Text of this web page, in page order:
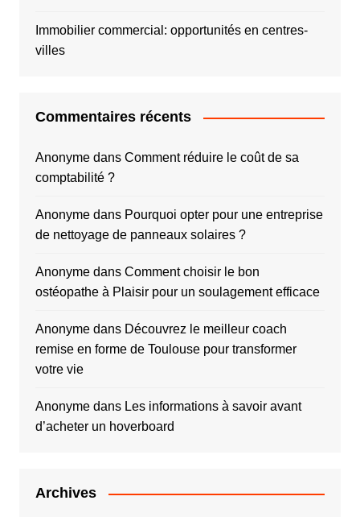
Immobilier commercial: opportunités en centres-
villes
Commentaires récents
Anonymedans Comment réduire le coût de sa
comptabilité ?
Anonymedans Pourquoi opter pour une entreprise
de nettoyage de panneaux solaires ?
Anonymedans Comment choisir le bon
ostéopathe à Plaisir pour un soulagement efficace
Anonymedans Découvrez le meilleur coach
remise en forme de Toulouse pour transformer
votre vie
Anonymedans Les informations à savoir avant
d’acheter un hoverboard
Archives